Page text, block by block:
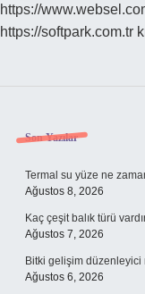
https://
https://softpark.com.tr
Sidebar
Son Yazılar
Termal su yüze ne
Ağustos 8, 2026
Kaç çeşit balık türü
Ağustos 7, 2026
Bitki gelişim düzenleyici
Ağustos 6, 2026